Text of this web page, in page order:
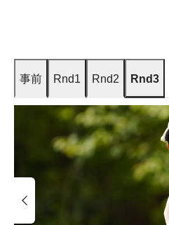
事前 Rnd1 Rnd2 Rnd3